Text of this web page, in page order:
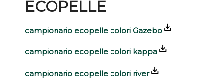
ECOPELLE
campionario ecopelle colori Gazebo
campionario ecopelle colori kappa
campionario ecopelle colori river